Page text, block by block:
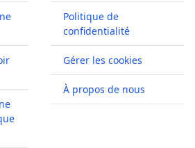
Politique de
confidentialité
Gérer les cookies
À propos de nous